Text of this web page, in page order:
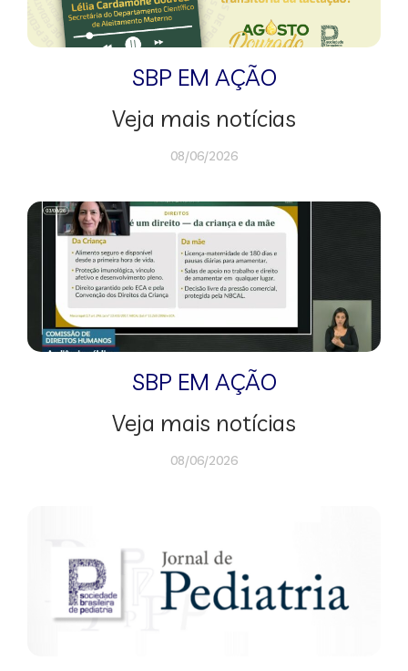
SBP EM AÇÃO
Veja mais notícias
08/06/2026
SBP EM AÇÃO
Veja mais notícias
08/06/2026